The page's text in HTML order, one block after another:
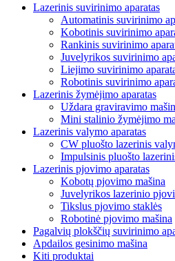
Lazerinis suvirinimo aparatas
Automatinis suvirinimo
Kobotinis suvirinimo
Rankinis suvirinimo
Juvelyrikos suvirinimo
Liejimo suvirinimo
Robotinis suvirinimo
Lazerinis žymėjimo aparatas
Uždara graviravimo
Mini stalinio žymėjimo
Lazerinis valymo aparatas
CW pluošto lazerinis
Impulsinis pluošto
Lazerinis pjovimo aparatas
Kobotų pjovimo mašina
Juvelyrikos lazerinio
Tikslus pjovimo staklės
Robotinė pjovimo mašina
Pagalvių plokščių suvirinimo
Apdailos gesinimo mašina
Kiti produktai